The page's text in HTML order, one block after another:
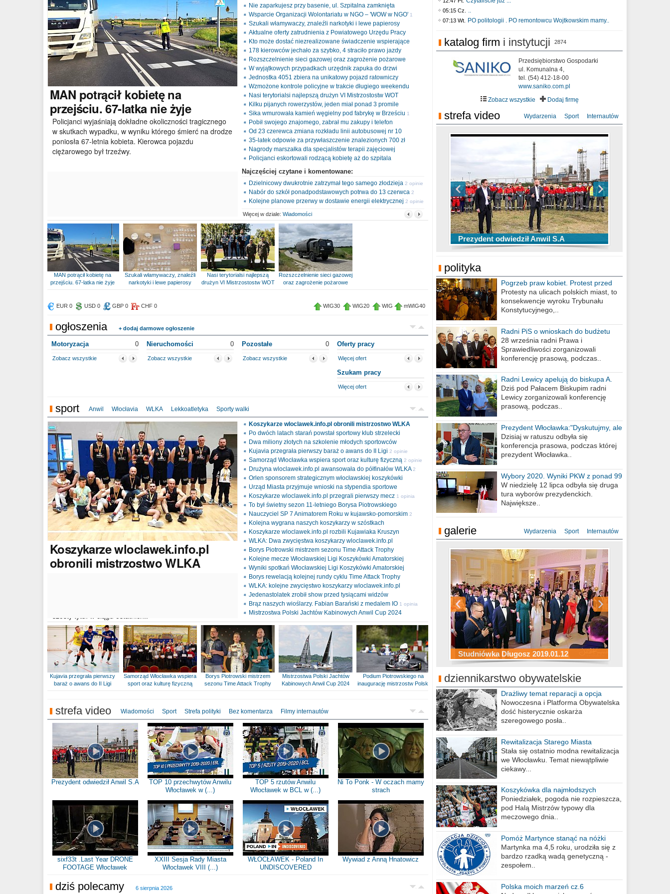
MAN potrącił kobietę na
przejściu. 67-latka nie żyje
Policjanci wyjaśniają dokładne okoliczności tragicznego
w skutkach wypadku, w wyniku którego śmierć na drodze
poniosła 67-letnia kobieta. Kierowca pojazdu
ciężarowego był trzeźwy.
Nie zaparkujesz przy basenie, ul. Szpitalna zamknięta
Wsparcie Organizacji Wolontariatu w NGO – 'WOW w NGO' 1
opinia
Szukali włamywaczy, znaleźli narkotyki i lewe papierosy
Aktualne oferty zatrudnienia z Powiatowego Urzędu Pracy
Kto może dostać niezrealizowane świadczenie wspierające
178 kierowców jechało za szybko, 4 straciło prawo jazdy
Rozszczelnienie sieci gazowej oraz zagrożenie pożarowe
W wyjątkowych przypadkach urzędnik zapuka do drzwi
Jednostka 4051 zbiera na unikatowy pojazd ratowniczy
Wzmożone kontrole policyjne w trakcie długiego weekendu
Nasi terytorialsi najlepszą drużyn VI Mistrzostostw WOT
Kilku pijanych rowerzystów, jeden miał ponad 3 promile
Sika wmurowała kamień węgielny pod fabrykę w Brześciu 1
opinia
Pobił swojego znajomego, zabrał mu zakupy i telefon
Od 23 czerewca zmiana rozkładu linii autobusowej nr 10
35-latek odpowie za przywłaszczenie znalezionych 700 zł
Nagrody marszałka dla specjalistów terapii zajęciowej
Policjanci eskortowali rodzącą kobietę aż do szpitala
Najczęściej czytane i komentowane:
Dzielnicowy dwukrotnie zatrzymał tego samego złodzieja 2 opinie
Nabór do szkół ponadpodstawowych potrwa do 13 czerwca 2
opinie
Kolejne planowe przerwy w dostawie energii elektrycznej 2 opinie
Więcej w dziale: Wiadomości
MAN potrącił kobietę na
przejściu. 67-latka nie żyje
Szukali włamywaczy, znaleźli
narkotyki i lewe papierosy
Nasi terytorialsi najlepszą
drużyn VI Mistrzostostw WOT
Rozszczelnienie sieci gazowej
oraz zagrożenie pożarowe
EUR 0 USD 0 GBP 0 CHF 0 WIG30 WIG20 WIG mWIG40
ogłoszenia + dodaj darmowe ogłoszenie
Motoryzacja 0
Zobacz wszystkie
Nieruchomości 0
Zobacz wszystkie
Pozostałe 0
Zobacz wszystkie
Oferty pracy
Więcej ofert
Szukam pracy
Więcej ofert
sport Anwil Włocłavia WLKA Lekkoatletyka Sporty walki
Koszykarzewloclawek.info.pl
obronili mistrzostwo WLKA
Koszykarze wloclawek.info.pl obronili mistrzostwo WLKA
Po dwóch latach starań powstał sportowy klub strzelecki
Dwa miliony złotych na szkolenie młodych sportowców
Kujavia przegrała pierwszy baraż o awans do II Ligi 2 opinie
Samorząd Włocławka wspiera sport oraz kulturę fizyczną 2 opinie
Drużyna wloclawek.info.pl awansowała do półfinałów WLKA 2
opinie
Orlen sponsorem strategicznym włocławskiej koszykówki
Urząd Miasta przyjmuje wnioski na stypendia sportowe
Koszykarze wloclawek.info.pl przegrali pierwszy mecz 1 opinia
To był świetny sezon 11-letniego Borysa Piotrowskiego
Nauczyciel SP 7 Animatorem Roku w kujawsko-pomorskim 2
opinie
Kolejna wygrana naszych koszykarzy w szóstkach
Koszykarze wloclawek.info.pl rozbili Kujawiaka Kruszyn
WLKA: Dwa zwycięstwa koszykarzy wloclawek.info.pl
Borys Piotrowski mistrzem sezonu Time Attack Trophy
Kolejne mecze Włocławskiej Ligi Koszykówki Amatorskiej
Wyniki spotkań Włocławskiej Ligi Koszykówki Amatorskiej
Borys rewelacją kolejnej rundy cyklu Time Attack Trophy
WLKA: kolejne zwycięstwo koszykarzy wloclawek.info.pl
Jedenastolatek zrobił show przed tysiącami widzów
Brąz naszych wioślarzy. Fabian Barański z medalem IO 1 opinia
Mistrzostwa Polski Jachtów Kabinowych Anwil Cup 2024
Kujavia przegrała pierwszy
baraż o awans do II Ligi
Samorząd Włocławka wspiera
sport oraz kulturę fizyczną
Borys Piotrowski mistrzem
sezonu Time Attack Trophy
Mistrzostwa Polski Jachtów
Kabinowych Anwil Cup 2024
Podium Piotrowskiego na
inaugurację mistrzostw Polski
strefa video Wiadomości Sport Strefa polityki Bez komentarza Filmy internautów
Prezydent odwiedził Anwil S.A
TOP 10 przechwytów Anwilu
Włocławek w (...)
TOP 5 rzutów Anwilu
Włocławek w BCL w (...)
Ni To Ponk - W oczach mamy
strach
sixf33t .Last Year DRONE
FOOTAGE Włocławek
XXIII Sesja Rady Miasta
Włocławek VIII (...)
WŁOCŁAWEK - Poland In
UNDISCOVERED
Wywiad z Anną Hnatowicz
dziś polecamy 6 sierpnia 2026
05:15 Cz. ..
07:13 Wt. PO politologii . PO remontowcu Wojtkowskim mamy..
katalog firm i instytucji 2874
Przedsiębiorstwo Gospodarki
ul. Komunalna 4,
tel. (54) 412-18-00
www.saniko.com.pl
Zobacz wszystkie
Dodaj firmę
strefa video Wydarzenia Sport Internautów
Prezydent odwiedził Anwil S.A
TOP 10 przechwytów Anwilu Włocławek
w EBL w sezonie 2019/2020
TOP 5 rzutów Anwilu Włocławek w BCL
w sezonie 2019/2020
Ni To Ponk - W oczach mamy strach
sixf33t .Last Year DRONE FOOTAGE
Włocławek
XXIII Sesja Rady Miasta Włocławek VIII
kadencji w dniu 09.06.2020 r.
polityka
Pogrzeb praw kobiet. Protest przed
biurem poselskim PiS
Protesty na ulicach polskich miast, to
konsekwencje wyroku Trybunału
Konstytucyjnego,..
Radni PiS o wnioskach do budżetu
miasta na 2021 rok
28 września radni Prawa i
Sprawiedliwości zorganizowali
konferencję prasową, podczas..
Radni Lewicy apelują do biskupa A.
Wiesława Meringa
Dziś pod Pałacem Biskupim radni
Lewicy zorganizowali konferencję
prasową, podczas..
Prezydent Włocławka:"Dyskutujmy, ale
nie obrażajmy się”
Dzisiaj w ratuszu odbyła się
konferencja prasowa, podczas której
prezydent Włocławka..
Wybory 2020. Wyniki PKW z ponad 99
procent obwodów
W niedzielę 12 lipca odbyła się druga
tura wyborów prezydenckich.
Największe..
galerie Wydarzenia Sport Internautów
Studniówka Długosz 2019.01.12
ZS Budowlanych 2019.01.12
Studniówka LZK 2019.01.11
Studniówka Kopernik 2019.01.11
Studniówka LMK 2019.01.05
Studniówka ZS Ekonomicznych
2019.01.05
dziennikarstwo obywatelskie
Drażliwy temat reparacji a opcja
berlińska
Nowoczesna i Platforma Obywatelska
dość histerycznie oskarża
szeregowego posła..
Rewitalizacja Starego Miasta
Stała się ostatnio modna rewitalizacja
we Włocławku. Temat niewątpliwie
ciekawy...
Koszykówka dla najmłodszych
Poniedziałek, pogoda nie rozpieszcza,
pod Halą Mistrzów typowy dla
meczowego dnia..
Pomóż Martynce stanąć na nóżki
Martynka ma 4,5 roku, urodziła się z
bardzo rzadką wadą genetyczną -
zespołem..
Polska moich marzeń cz.6